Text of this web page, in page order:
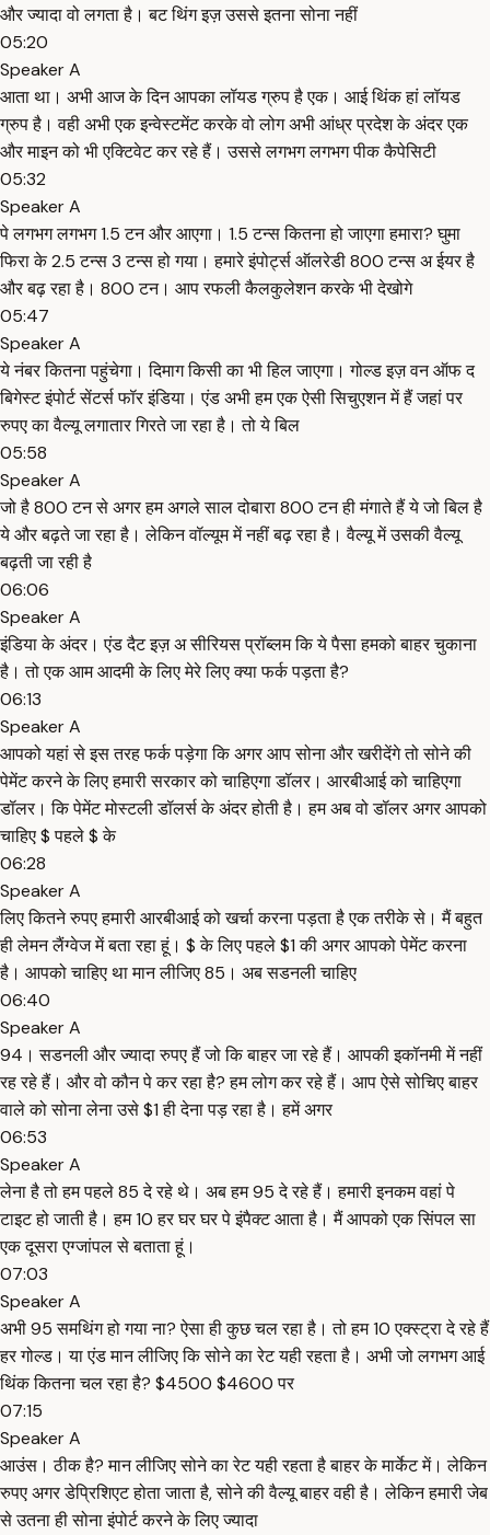
और ज्यादा वो लगता है। बट थिंग इज़ उससे इतना सोना नहीं
05:20
Speaker A
आता था। अभी आज के दिन आपका लॉयड ग्रुप है एक। आई थिंक हां लॉयड
ग्रुप है। वही अभी एक इन्वेस्टमेंट करके वो लोग अभी आंध्र प्रदेश के अंदर एक
और माइन को भी एक्टिवेट कर रहे हैं। उससे लगभग लगभग पीक कैपेसिटी
05:32
Speaker A
पे लगभग लगभग 1.5 टन और आएगा। 1.5 टन्स कितना हो जाएगा हमारा? घुमा
फिरा के 2.5 टन्स 3 टन्स हो गया। हमारे इंपोर्ट्स ऑलरेडी 800 टन्स अ ईयर है
और बढ़ रहा है। 800 टन। आप रफली कैलकुलेशन करके भी देखोगे
05:47
Speaker A
ये नंबर कितना पहुंचेगा। दिमाग किसी का भी हिल जाएगा। गोल्ड इज़ वन ऑफ द
बिगेस्ट इंपोर्ट सेंटर्स फॉर इंडिया। एंड अभी हम एक ऐसी सिचुएशन में हैं जहां पर
रुपए का वैल्यू लगातार गिरते जा रहा है। तो ये बिल
05:58
Speaker A
जो है 800 टन से अगर हम अगले साल दोबारा 800 टन ही मंगाते हैं ये जो बिल है
ये और बढ़ते जा रहा है। लेकिन वॉल्यूम में नहीं बढ़ रहा है। वैल्यू में उसकी वैल्यू
बढ़ती जा रही है
06:06
Speaker A
इंडिया के अंदर। एंड दैट इज़ अ सीरियस प्रॉब्लम कि ये पैसा हमको बाहर चुकाना
है। तो एक आम आदमी के लिए मेरे लिए क्या फर्क पड़ता है?
06:13
Speaker A
आपको यहां से इस तरह फर्क पड़ेगा कि अगर आप सोना और खरीदेंगे तो सोने की
पेमेंट करने के लिए हमारी सरकार को चाहिएगा डॉलर। आरबीआई को चाहिएगा
डॉलर। कि पेमेंट मोस्टली डॉलर्स के अंदर होती है। हम अब वो डॉलर अगर आपको
चाहिए $ पहले $ के
06:28
Speaker A
लिए कितने रुपए हमारी आरबीआई को खर्चा करना पड़ता है एक तरीके से। मैं बहुत
ही लेमन लैंग्वेज में बता रहा हूं। $ के लिए पहले $1 की अगर आपको पेमेंट करना
है। आपको चाहिए था मान लीजिए ₹85। अब सडनली चाहिए
06:40
Speaker A
₹94। सडनली और ज्यादा रुपए हैं जो कि बाहर जा रहे हैं। आपकी इकॉनमी में नहीं
रह रहे हैं। और वो कौन पे कर रहा है? हम लोग कर रहे हैं। आप ऐसे सोचिए बाहर
वाले को सोना लेना उसे $1 ही देना पड़ रहा है। हमें अगर
06:53
Speaker A
लेना है तो हम पहले 85 दे रहे थे। अब हम 95 दे रहे हैं। हमारी इनकम वहां पे
टाइट हो जाती है। हम 10 हर घर घर पे इंपैक्ट आता है। मैं आपको एक सिंपल सा
एक दूसरा एग्जांपल से बताता हूं।
07:03
Speaker A
अभी 95 समथिंग हो गया ना? ऐसा ही कुछ चल रहा है। तो हम ₹10 एक्स्ट्रा दे रहे हैं
हर गोल्ड। या एंड मान लीजिए कि सोने का रेट यही रहता है। अभी जो लगभग आई
थिंक कितना चल रहा है? $4500 $4600 पर
07:15
Speaker A
आउंस। ठीक है? मान लीजिए सोने का रेट यही रहता है बाहर के मार्केट में। लेकिन
रुपए अगर डेप्रिशिएट होता जाता है, सोने की वैल्यू बाहर वही है। लेकिन हमारी जेब
से उतना ही सोना इंपोर्ट करने के लिए ज्यादा